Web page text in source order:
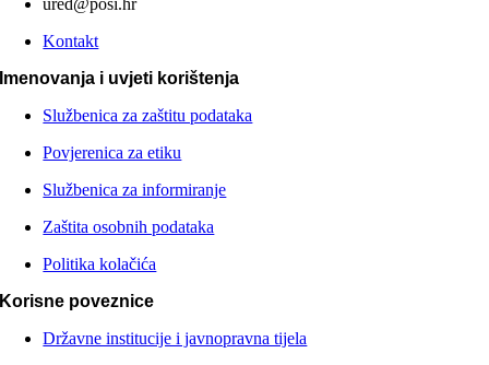
ured@posi.hr
Kontakt
Imenovanja i uvjeti korištenja
Službenica za zaštitu podataka
Povjerenica za etiku
Službenica za informiranje
Zaštita osobnih podataka
Politika kolačića
Korisne poveznice
Državne institucije i javnopravna tijela